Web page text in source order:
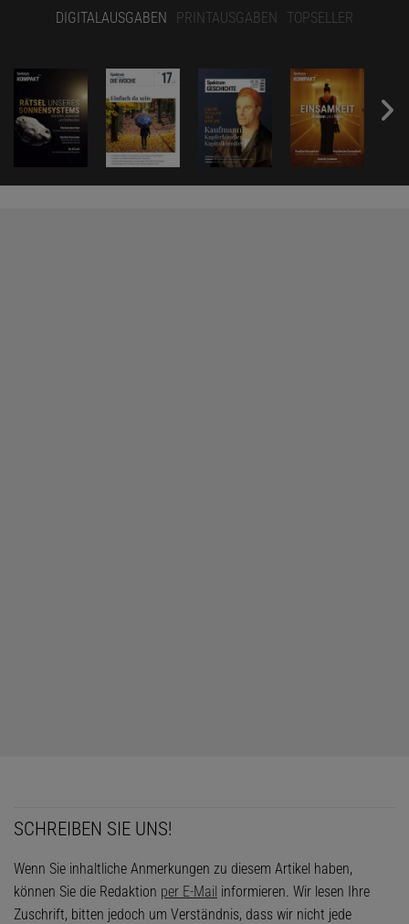
DIGITALAUSGABEN PRINTAUSGABEN TOPSELLER
SCHREIBEN SIE UNS!
Wenn Sie inhaltliche Anmerkungen zu diesem Artikel haben,
können Sie die Redaktion per E-Mail informieren. Wir lesen Ihre
Zuschrift, bitten jedoch um Verständnis, dass wir nicht jede